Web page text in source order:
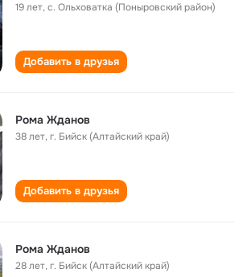
19 лет,с. Ольховатка (Поныровский район)
Добавить в друзья
Рома Жданов
38 лет,г. Бийск (Алтайский край)
Добавить в друзья
Рома Жданов
28 лет,г. Бийск (Алтайский край)